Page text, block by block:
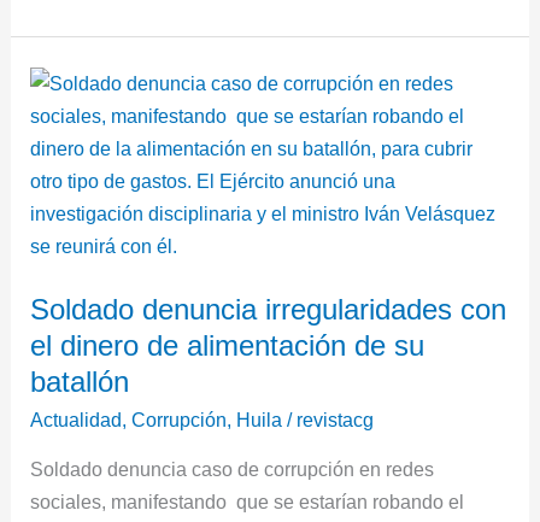
Soldado denuncia irregularidades con
el dinero de alimentación de su
batallón
Actualidad,Corrupción, Huila / revistacg
Soldado denuncia caso de corrupción en redes
sociales, manifestando que se estarían robando el
Soldado
denuncia
irregularidades
con
el
dinero
alimentación
de
su
batallón